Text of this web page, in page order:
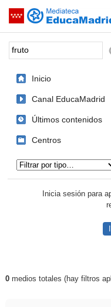
Saltar navegación
Palabra o frase:
Inicio
Canal EducaMadrid
Últimos contenidos
Centros
Inicia sesión para
Resultados de:
0medios totales (hay filtros